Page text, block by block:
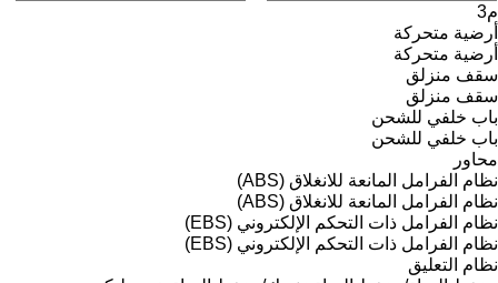
م3
أرضية متحركة
أرضية متحركة
سقف منزلق
سقف منزلق
باب خلفي للشحن
باب خلفي للشحن
محاور
نظام الفرامل المانعة للانغلاق (ABS)
نظام الفرامل المانعة للانغلاق (ABS)
نظام الفرامل ذات التحكم الإلكتروني (EBS)
نظام الفرامل ذات التحكم الإلكتروني (EBS)
نظام التعليق